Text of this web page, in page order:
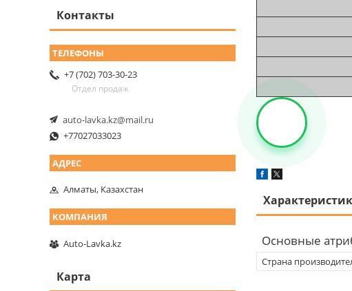
Основные
Страна
Контакты
+7 (702) 703-30-23
Отдел продаж
auto-lavka.kz@mail.ru
+77027033023
Алматы, Казахстан
Auto-Lavka.kz
Карта